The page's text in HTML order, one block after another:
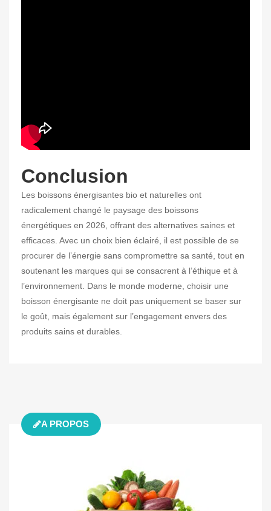
Conclusion
Les boissons énergisantes bio et naturelles ont
radicalement changé le paysage des boissons
énergétiques en 2026, offrant des alternatives saines et
efficaces. Avec un choix bien éclairé, il est possible de se
procurer de l’énergie sans compromettre sa santé, tout en
soutenant les marques qui se consacrent à l’éthique et à
l’environnement. Dans le monde moderne, choisir une
boisson énergisante ne doit pas uniquement se baser sur
le goût, mais également sur l’engagement envers des
produits sains et durables.
A PROPOS